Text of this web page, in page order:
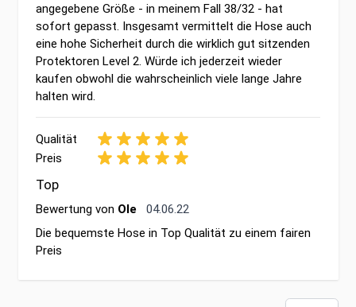
angegebene Größe - in meinem Fall 38/32 - hat
sofort gepasst. Insgesamt vermittelt die Hose auch
eine hohe Sicherheit durch die wirklich gut sitzenden
Protektoren Level 2. Würde ich jederzeit wieder
kaufen obwohl die wahrscheinlich viele lange Jahre
halten wird.
Qualität
Preis
Top
Bewertung von Ole 4. Juni 2022
04.06.22
Die bequemste Hose in Top Qualität zu einem fairen
Preis